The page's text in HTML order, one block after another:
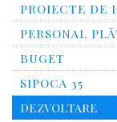
PROIECTE DE
PERSONAL
BUGET
SIPOCA 35
DEZVOLTARE